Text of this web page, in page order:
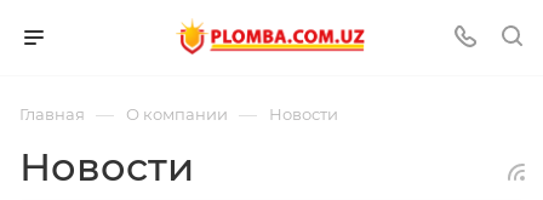
Главная — О компании — Новости
Новости